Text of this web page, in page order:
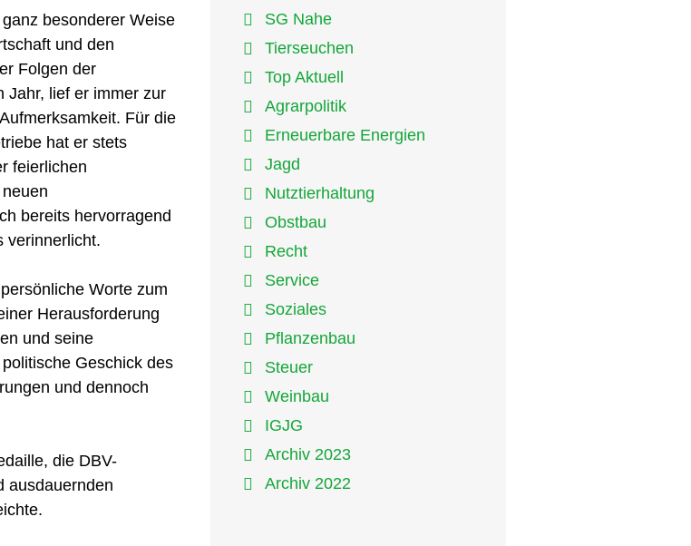
besonderer Weise
und den
Folgen der
Jahr, lief er immer zur
Für die
hat er stets
feierlichen
bereits hervorragend
verinnerlicht.
Worte zum
Herausforderung
und seine
Geschick des
und dennoch
die DBV-
ausdauernden
SG Nahe
Tierseuchen
Top Aktuell
Agrarpolitik
Erneuerbare Energien
Jagd
Nutztierhaltung
Obstbau
Recht
Service
Soziales
Pflanzenbau
Steuer
Weinbau
IGJG
Archiv 2023
Archiv 2022